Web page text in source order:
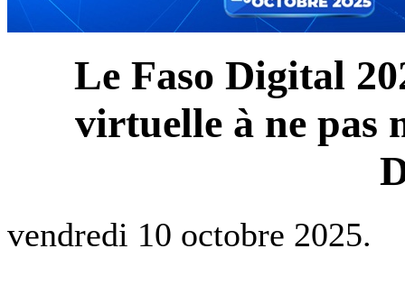
Le Faso Digital
virtuelle à ne pas
vendredi 10 octobre 2025.